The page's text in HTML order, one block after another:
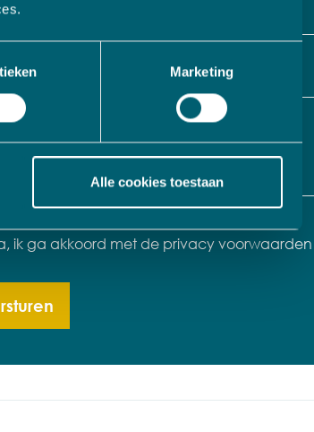
Marketing
Alle cookies toestaan
ik ga akkoord met de privacy voorwaarden